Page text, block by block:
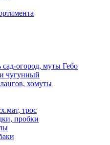
огород, муты Гебо
чугунный
хомуты
трос
пробки